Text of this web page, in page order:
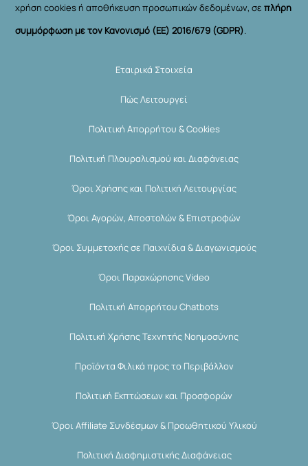
χρήση cookies ή αποθήκευση προσωπικών δεδομένων, σεπλήρη
συμμόρφωση με τον Κανονισμό (ΕΕ) 2016/679 (GDPR).
Εταιρικά Στοιχεία
Πώς Λειτουργεί
Πολιτική Απορρήτου & Cookies
Πολιτική Πλουραλισμού και Διαφάνειας
Όροι Χρήσης και Πολιτική Λειτουργίας
Όροι Αγορών, Αποστολών & Επιστροφών
Όροι Συμμετοχής σε Παιχνίδια & Διαγωνισμούς
Όροι Παραχώρησης Video
Πολιτική Απορρήτου Chatbots
Πολιτική Χρήσης Τεχνητής Νοημοσύνης
Προϊόντα Φιλικά προς το Περιβάλλον
Πολιτική Εκπτώσεων και Προσφορών
Όροι Affiliate Συνδέσμων & Προωθητικού Υλικού
Πολιτική Διαφημιστικής Διαφάνειας